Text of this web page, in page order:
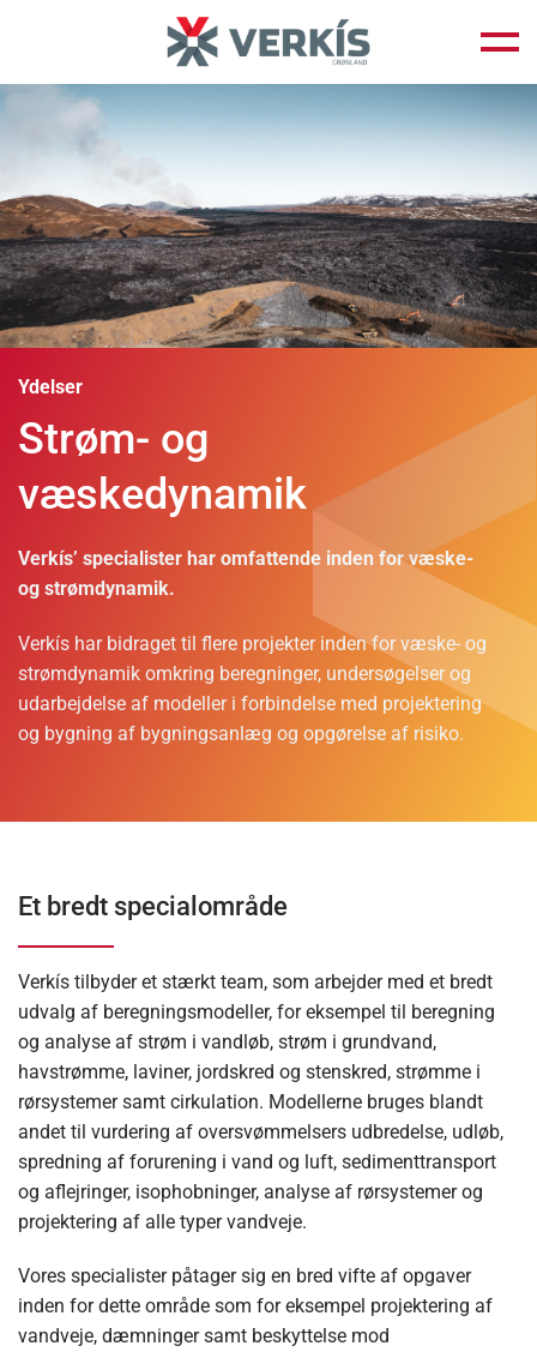
Ydelser
Strøm- og
væskedynamik
Verkís’ specialister har omfattende inden for væske-
og strømdynamik.
Verkís har bidraget til flere projekter inden for væske- og
strømdynamik omkring beregninger, undersøgelser og
udarbejdelse af modeller i forbindelse med projektering
og bygning af bygningsanlæg og opgørelse af risiko.
Et bredt specialområde
Verkís tilbyder et stærkt team, som arbejder med et bredt
udvalg af beregningsmodeller, for eksempel til beregning
og analyse af strøm i vandløb, strøm i grundvand,
havstrømme, laviner, jordskred og stenskred, strømme i
rørsystemer samt cirkulation. Modellerne bruges blandt
andet til vurdering af oversvømmelsers udbredelse, udløb,
spredning af forurening i vand og luft, sedimenttransport
og aflejringer, isophobninger, analyse af rørsystemer og
projektering af alle typer vandveje.
Vores specialister påtager sig en bred vifte af opgaver
inden for dette område som for eksempel projektering af
vandveje, dæmninger samt beskyttelse mod